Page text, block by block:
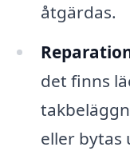
åtgärdas.
det finns
eller